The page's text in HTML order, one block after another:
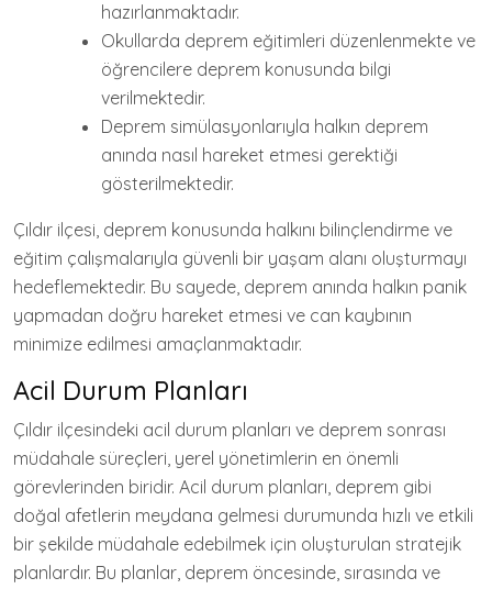
hazırlanmaktadır.
Okullarda deprem eğitimleri düzenlenmekte ve
öğrencilere deprem konusunda bilgi
verilmektedir.
Deprem simülasyonlarıyla halkın deprem
anında nasıl hareket etmesi gerektiği
gösterilmektedir.
Çıldır ilçesi, deprem konusunda halkını bilinçlendirme ve
eğitim çalışmalarıyla güvenli bir yaşam alanı oluşturmayı
hedeflemektedir. Bu sayede, deprem anında halkın panik
yapmadan doğru hareket etmesi ve can kaybının
minimize edilmesi amaçlanmaktadır.
Acil Durum Planları
Çıldır ilçesindeki acil durum planları ve deprem sonrası
müdahale süreçleri, yerel yönetimlerin en önemli
görevlerinden biridir. Acil durum planları, deprem gibi
doğal afetlerin meydana gelmesi durumunda hızlı ve etkili
bir şekilde müdahale edebilmek için oluşturulan stratejik
planlardır. Bu planlar, deprem öncesinde, sırasında ve